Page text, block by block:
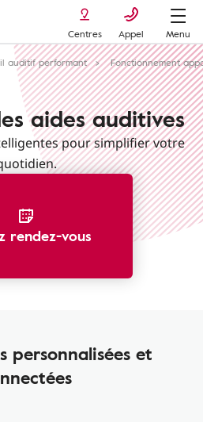
Centres Appel
Menu
auditif performant Fonctionnement
aides auditives
pour simplifier votre
rendez-vous
personnalisées et